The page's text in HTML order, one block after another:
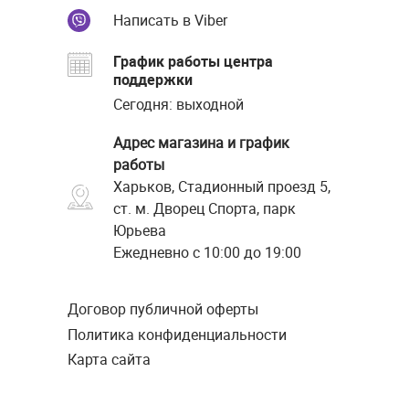
Написать в Viber
График работы центра
поддержки
Сегодня: выходной
Адрес магазина и график
работы
Харьков, Стадионный проезд 5,
ст. м. Дворец Спорта, парк
Юрьева
Ежедневно с 10:00 до 19:00
Договор публичной оферты
Политика конфиденциальности
Карта сайта